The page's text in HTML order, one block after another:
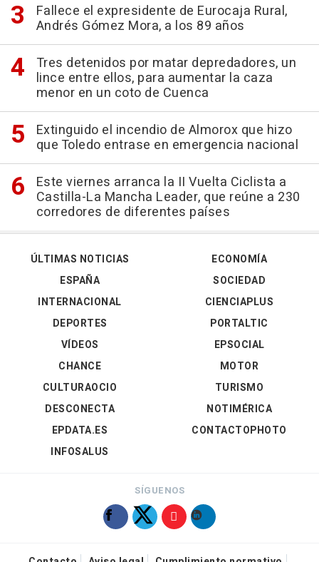
Fallece el expresidente de Eurocaja Rural,
Andrés Gómez Mora, a los 89 años
Tres detenidos por matar depredadores, un
lince entre ellos, para aumentar la caza
menor en un coto de Cuenca
Extinguido el incendio de Almorox que hizo
que Toledo entrase en emergencia nacional
Este viernes arranca la II Vuelta Ciclista a
Castilla-La Mancha Leader, que reúne a 230
corredores de diferentes países
ÚLTIMAS NOTICIAS
ESPAÑA
INTERNACIONAL
DEPORTES
VÍDEOS
ECONOMÍA
SOCIEDAD
CIENCIAPLUS
PORTALTIC
EPSOCIAL
CHANCE
CULTURAOCIO
DESCONECTA
EPDATA.ES
INFOSALUS
MOTOR
TURISMO
NOTIMÉRICA
CONTACTOPHOTO
SÍGUENOS